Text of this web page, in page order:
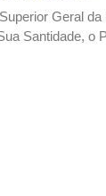
Geral
Santidade, o